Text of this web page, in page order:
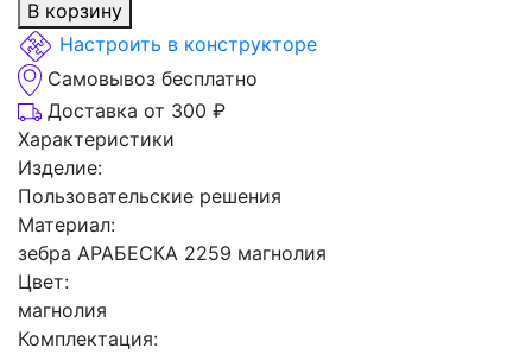
В корзину
Настроить в конструкторе
Самовывоз бесплатно
Доставка от 300 ₽
Характеристики
Изделие:
Пользовательские решения
Материал:
зебра АРАБЕСКА 2259 магнолия
Цвет:
магнолия
Комплектация: